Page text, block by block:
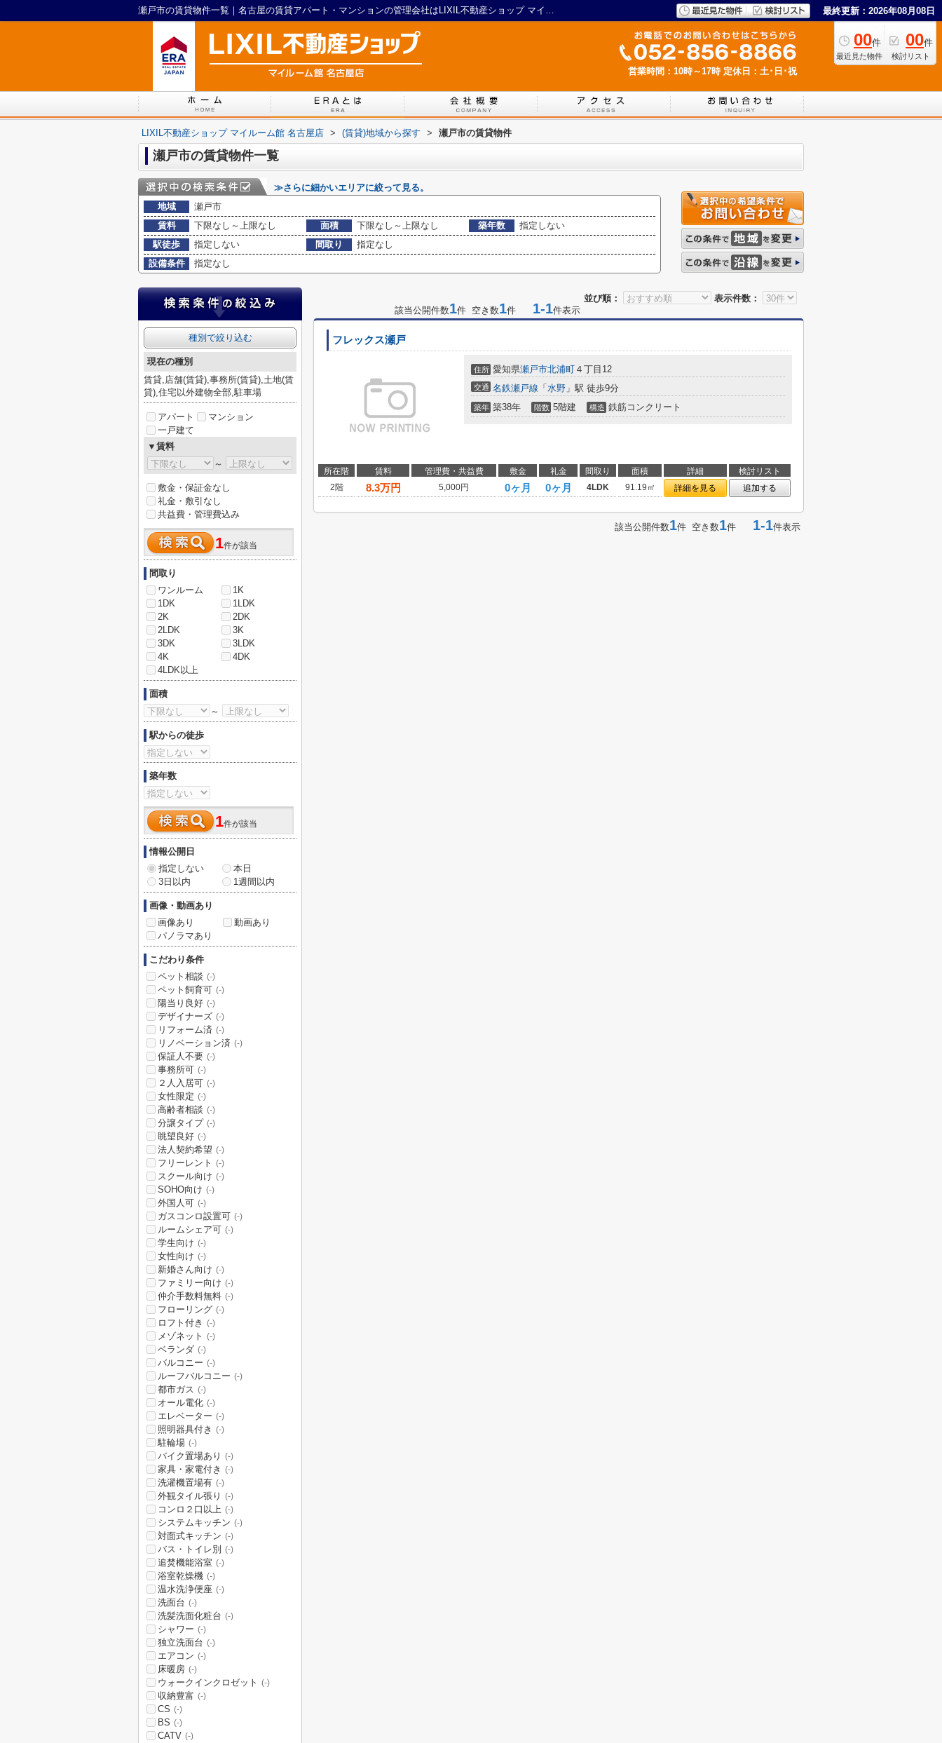
瀬戸市の賃貸物件一覧｜名古屋の賃貸アパート・マンションの管理会社はLIXIL不動産ショップ マイルーム館 名古屋店 最終更新：2026年08月08日
00件
最近見た物件
00件
検討リスト
営業時間：10時～17時 定休日：土･日･祝
LIXIL不動産ショップ マイルーム館 名古屋店 > (賃貸)地域から探す > 瀬戸市の賃貸物件
瀬戸市の賃貸物件一覧
≫さらに細かいエリアに絞って見る。
地域
瀬戸市
賃料
下限なし～上限なし 面積 下限なし～上限なし 築年数
指定しない
駅徒歩
指定しない 間取り
指定なし
設備条件
指定なし
並び順：
表示件数：
該当公開件数1件 空き数1件 1-1件表示
フレックス瀬戸
住所 愛知県瀬戸市北浦町 ４丁目12
交通 名鉄瀬戸線 「 水野 」駅 徒歩9分
築年 築38年 階数 5階建 構造 鉄筋コンクリート
所在階 賃料 管理費・共益費 敷金 礼金 間取り 面積 詳細
検討リスト
2階
8.3万円 5,000円 0ヶ月 0ヶ月 4LDK 91.19㎡ 詳細を見る 追加する
該当公開件数1件 空き数1件 1-1件表示
種別で絞り込む
現在の種別
賃貸,店舗(賃貸),事務所(賃貸),土地(賃
貸),住宅以外建物全部,駐車場
アパート
マンション
一戸建て
▼賃料
～
敷金・保証金なし
礼金・敷引なし
共益費・管理費込み
1件が該当
間取り
ワンルーム
1K
1DK
1LDK
2K
2DK
2LDK
3K
3DK
3LDK
4K
4DK
4LDK以上
面積
～
駅からの徒歩
築年数
1件が該当
情報公開日
指定しない
本日
3日以内
1週間以内
画像・動画あり
画像あり
動画あり
パノラマあり
こだわり条件
ペット相談 (-)
ペット飼育可 (-)
陽当り良好 (-)
デザイナーズ (-)
リフォーム済 (-)
リノベーション済 (-)
保証人不要 (-)
事務所可 (-)
２人入居可 (-)
女性限定 (-)
高齢者相談 (-)
分譲タイプ (-)
眺望良好 (-)
法人契約希望 (-)
フリーレント (-)
スクール向け (-)
SOHO向け (-)
外国人可 (-)
ガスコンロ設置可 (-)
ルームシェア可 (-)
学生向け (-)
女性向け (-)
新婚さん向け (-)
ファミリー向け (-)
仲介手数料無料 (-)
フローリング (-)
ロフト付き (-)
メゾネット (-)
ベランダ (-)
バルコニー (-)
ルーフバルコニー (-)
都市ガス (-)
オール電化 (-)
エレベーター (-)
照明器具付き (-)
駐輪場 (-)
バイク置場あり (-)
家具・家電付き (-)
洗濯機置場有 (-)
外観タイル張り (-)
コンロ２口以上 (-)
システムキッチン (-)
対面式キッチン (-)
バス・トイレ別 (-)
追焚機能浴室 (-)
浴室乾燥機 (-)
温水洗浄便座 (-)
洗面台 (-)
洗髪洗面化粧台 (-)
シャワー (-)
独立洗面台 (-)
エアコン (-)
床暖房 (-)
ウォークインクロゼット (-)
収納豊富 (-)
CS (-)
BS (-)
CATV (-)